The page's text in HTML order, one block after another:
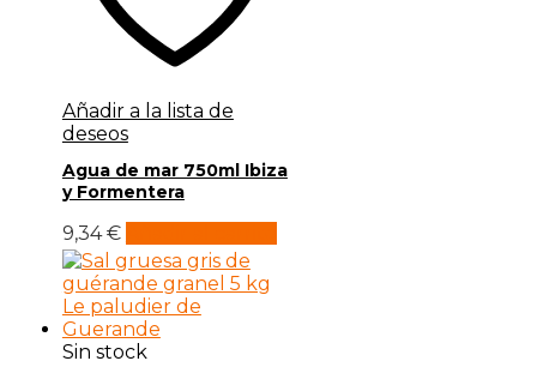
Añadir a la lista de
deseos
Agua de mar 750ml Ibiza
y Formentera
9,34€
Sin stock